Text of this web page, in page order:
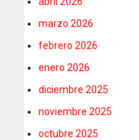
marzo 2026
febrero 2026
enero 2026
diciembre 2025
noviembre 2025
octubre 2025